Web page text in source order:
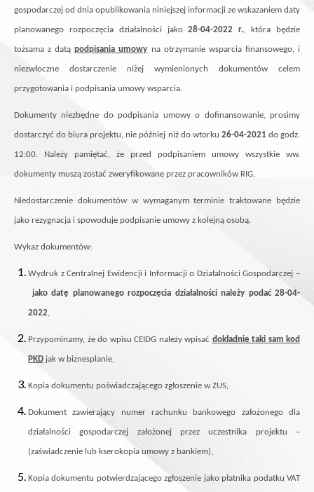
gospodarczej od dnia opublikowania niniejszej informacji ze wskazaniem daty
planowanego rozpoczęcia działalności jako28-04-2022 r., która będzie
tożsama z datąpodpisania umowy na otrzymanie wsparcia finansowego, i
niezwłoczne dostarczenie niżej wymienionych dokumentów celem
przygotowania i podpisania umowy wsparcia.
Dokumenty niezbędne do podpisania umowy o dofinansowanie, prosimy
dostarczyć do biura projektu, nie później niż do wtorku 26-04-2021 do godz.
12:00. Należy pamiętać, że przed podpisaniem umowy wszystkie ww.
dokumenty muszą zostać zweryfikowane przez pracowników RIG.
Niedostarczenie dokumentów w wymaganym terminie traktowane będzie
jako rezygnacja i spowoduje podpisanie umowy z kolejną osobą.
Wykaz dokumentów:
Wydruk z Centralnej Ewidencji i Informacji o Działalności Gospodarczej –
jako datę planowanego rozpoczęcia działalności należy podać 28-04-
2022,
Przypominamy, że do wpisu CEIDG należy wpisać dokładnie taki sam kod
PKD jak w biznesplanie,
Kopia dokumentu poświadczającego zgłoszenie w ZUS,
Dokument zawierający numer rachunku bankowego założonego dla
działalności gospodarczej założonej przez uczestnika projektu –
(zaświadczenie lub kserokopia umowy z bankiem),
Kopia dokumentu potwierdzającego zgłoszenie jako płatnika podatku VAT